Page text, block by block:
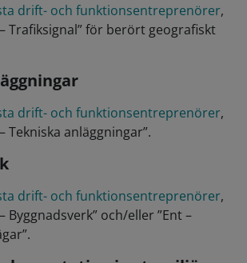
drift- och funktionsentreprenörer,
Trafiksignal” för berört geografiskt
drift- och funktionsentreprenörer,
Tekniska anläggningar”.
drift- och funktionsentreprenörer,
Byggnadsverk” och/eller ”Ent –